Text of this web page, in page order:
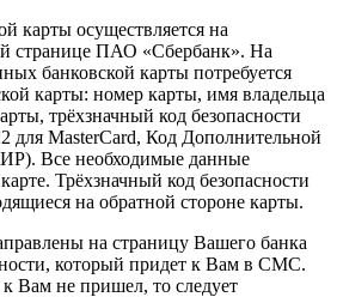
карты осуществляется на
странице ПАО «Сбербанк». На
банковской карты потребуется
карты: номер карты, имя владельца
трёхзначный код безопасности
MasterCard, Код Дополнительной
Все необходимые данные
Трёхзначный код безопасности
на обратной стороне карты.
на страницу Вашего банка
который придет к Вам в СМС.
Вам не пришел, то следует